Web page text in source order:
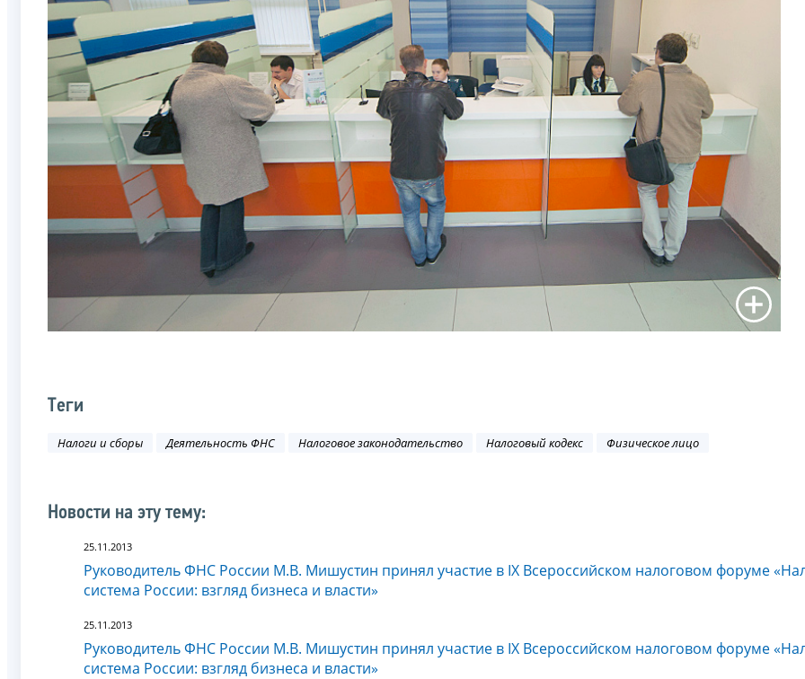
Теги
Налоги и сборы Деятельность ФНС Налоговое законодательство Налоговый кодекс Физическое лицо
Новости на эту тему:
25.11.2013
Руководитель ФНС России М.В. Мишустин принял участие в IX Всероссийском налоговом форуме
система России: взгляд бизнеса и власти»
25.11.2013
Руководитель ФНС России М.В. Мишустин принял участие в IX Всероссийском налоговом форуме
система России: взгляд бизнеса и власти»